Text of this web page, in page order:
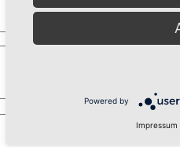
Powered by
Impressum